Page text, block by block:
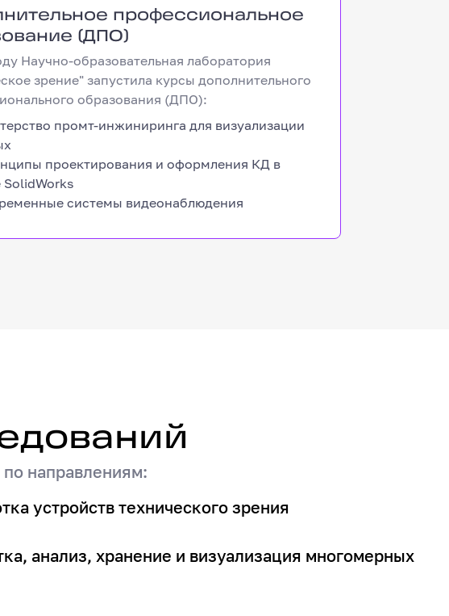
профессиональное образование (ДПО)
профессиональное
(ДПО)
Научно-образовательная лаборатория
зрение" запустила курсы дополнительного
образования (ДПО):
промт-инжиниринга для визуализации
проектирования и оформления КД в
SolidWorks
системы видеонаблюдения
направлениям:
устройств технического зрения
анализ, хранение и визуализация многомерных